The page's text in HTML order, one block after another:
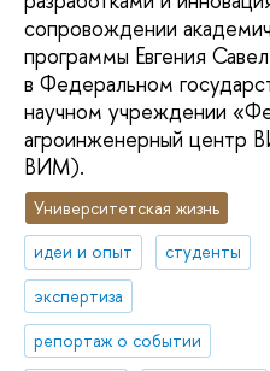
сопровождении
программы Евгения
в Федеральном
научном учреждении
агроинженерный
ВИМ).
Университетская жизнь
идеи и опыт
студенты
экспертиза
репортаж о событии